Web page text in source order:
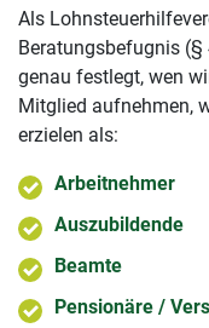
Als
Beratungsbefugnis (§
genau festlegt, wen
Mitglied aufnehmen,
erzielen als:
Arbeitnehmer
Auszubildende
Beamte
Pensionäre /